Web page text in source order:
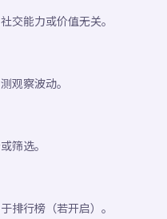
交能力或价值无关。
观察波动。
筛选。
排行榜（若开启）。